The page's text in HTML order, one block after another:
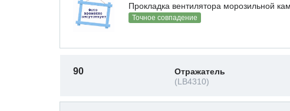
Прокладка вентилятора морозильной
Точное совпадение
90
Отражатель
(LB4310)